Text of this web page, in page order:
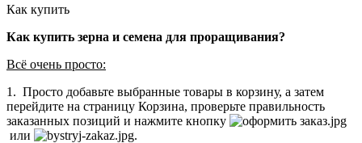
Как купить
Как купить зерна и семена для проращивания?
Всё очень просто:
1. Просто добавьте выбранные товары в корзину, а затем
перейдите на страницу Корзина, проверьте правильность
заказанных позиций и нажмите кнопку
или
.